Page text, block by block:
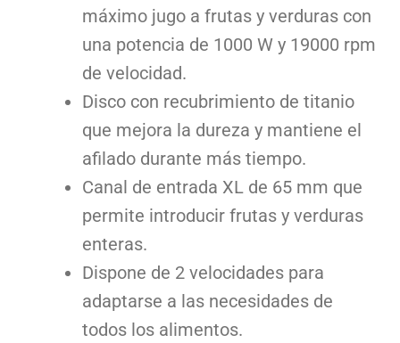
máximo jugo a frutas y verduras con
una potencia de 1000 W y 19000 rpm
de velocidad.
Disco con recubrimiento de titanio
que mejora la dureza y mantiene el
afilado durante más tiempo.
Canal de entrada XL de 65 mm que
permite introducir frutas y verduras
enteras.
Dispone de 2 velocidades para
adaptarse a las necesidades de
todos los alimentos.